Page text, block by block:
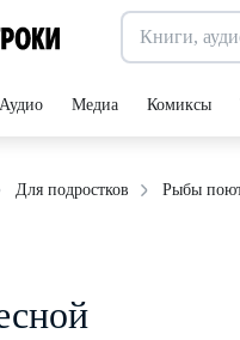
Аудио Медиа Комиксы
Для подростков Рыбы